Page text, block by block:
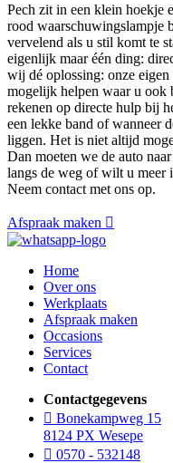
Pech zit in een klein hoekje
rood waarschuwingslampje
vervelend als u stil komt te
eigenlijk maar één ding:
wij dé oplossing: onze
mogelijk helpen waar u ook
rekenen op directe hulp bij
een lekke band of wanneer
liggen. Het is niet altijd
Dan moeten we de auto
langs de weg of wilt u meer
Neem contact met ons op.
Afspraak maken
Home
Over ons
Werkplaats
Afspraak maken
Occasions
Services
Contact
Contactgegevens
Bonekampweg 15
8124 PX Wesepe
0570 - 532148